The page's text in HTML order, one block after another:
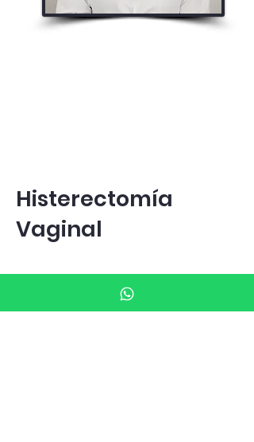
Histerectomía
Vaginal
Hospital Atlanta